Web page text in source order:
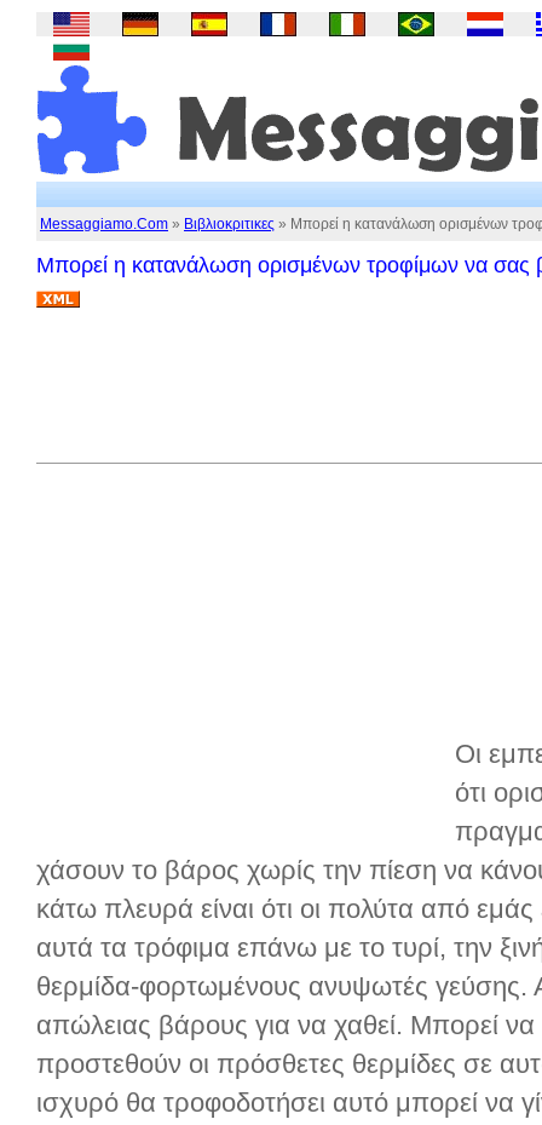
Messaggiamo.Com » Βιβλιοκριτικες » Μπορεί η κατανάλωση ορισμένων
Μπορεί η κατανάλωση ορισμένων τροφίμων να σας
Οι
ότι
χάσουν το βάρος χωρίς την πίεση να
κάτω πλευρά είναι ότι οι πολύτα από
αυτά τα τρόφιμα επάνω με το τυρί, την
θερμίδα-φορτωμένους ανυψωτές γεύσης.
απώλειας βάρους για να χαθεί. Μπορεί να
προστεθούν οι πρόσθετες θερμίδες σε
ισχυρό θα τροφοδοτήσει αυτό μπορεί να